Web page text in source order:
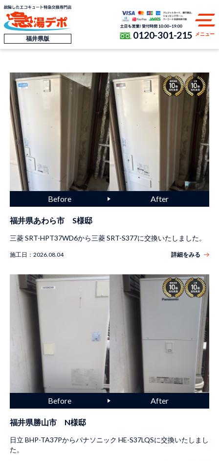
福井県版 0120-301-215 メニュー
福井県あわら市 S様邸
三菱 SRT-HPT37WD6から三菱 SRT-S377に交換いたしました。
施工日： 2026.08.04 詳細をみる
福井県勝山市 N様邸
日立 BHP-TA37Pからパナソニック HE-S37LQSに交換いたしまし
た。